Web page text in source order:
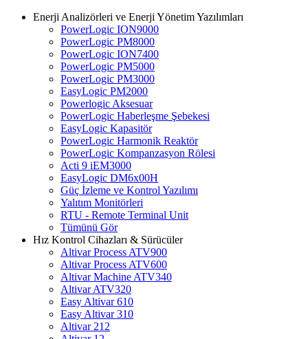
Enerji Analizörleri ve Enerji Yönetim Yazılımları
PowerLogic ION9000
PowerLogic PM8000
PowerLogic ION7400
PowerLogic PM5000
PowerLogic PM3000
EasyLogic PM2000
Powerlogic Aksesuar
PowerLogic Haberleşme Şebekesi
EasyLogic Kapasitör
PowerLogic Harmonik Reaktör
PowerLogic Kompanzasyon Rölesi
Acti 9 iEM3000
EasyLogic DM6x00H
Güç İzleme ve Kontrol Yazılımı
Yalıtım Monitörleri
RTU - Remote Terminal Unit
Tümünü Gör
Hız Kontrol Cihazları & Sürücüler
Altivar Process ATV900
Altivar Process ATV600
Altivar Machine ATV340
Altivar ATV320
Easy Altivar 610
Easy Altivar 310
Altivar 212